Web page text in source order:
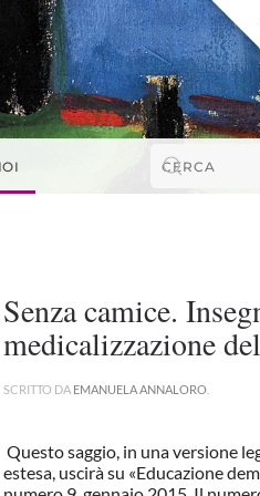
Senza camice.
medicalizzazione
SCRITTO DA EMANUELA ANNALORO.
Questo saggio, in una versione
estesa, uscirà su «Educazione